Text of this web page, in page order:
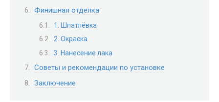
Финишная отделка
1. Шпатлёвка
2. Окраска
3. Нанесение лака
Советы и рекомендации по установке
Заключение